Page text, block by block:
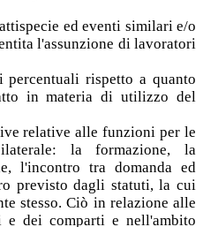
ed eventi similari e/o
l'assunzione di lavoratori
rispetto a quanto
in materia di utilizzo del
relative alle funzioni per le
la formazione, la
l'incontro tra domanda ed
previsto dagli statuti, la cui
stesso. Ciò in relazione alle
e dei comparti e nell'ambito